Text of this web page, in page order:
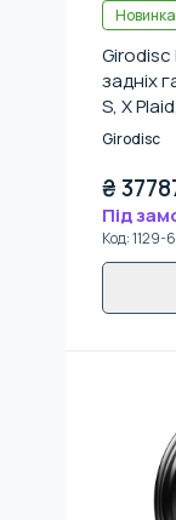
Новинка
Girodisc
задніх
S, X
Girodisc
₴
Під
Код:1129-